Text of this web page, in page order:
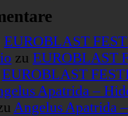
EUROBLAST
zu EUROBLAST
EUROBLAST
Apatrida –
Angelus Apatrida